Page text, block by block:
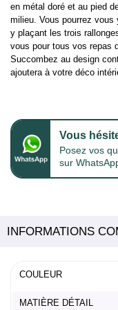
en métal doré et au pied
milieu. Vous pourrez
y plaçant les trois
vous pour tous vos repas
Succombez au design
ajoutera à votre déco
Vous
Posez vos
sur
INFORMATIONS
COULEUR
MATIÈRE DÉTAIL